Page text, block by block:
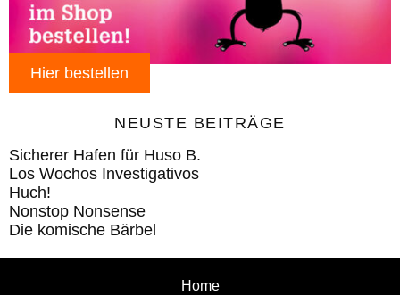
Hier bestellen
NEUSTE BEITRÄGE
Sicherer Hafen für Huso B.
Los Wochos Investigativos
Huch!
Nonstop Nonsense
Die komische Bärbel
Home